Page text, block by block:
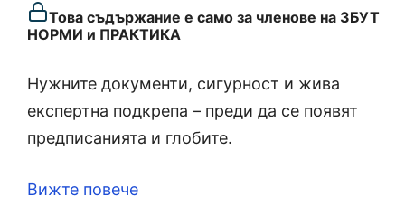
Това съдържание е само за членове на ЗБУТ
НОРМИ и ПРАКТИКА
Нужните документи, сигурност и жива
експертна подкрепа – преди да се появят
предписанията и глобите.
Вижте повече